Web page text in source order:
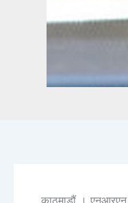
काठमाडौं ।